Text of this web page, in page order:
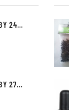
NAKŁADKI NA ŚRUBY 24MM | 100SZT
NAKŁADKI NA ŚRUBY 27MM | 100SZT